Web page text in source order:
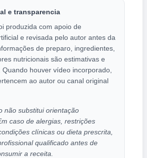
e transparencia
produzida com apoio de
e revisada pelo autor antes da
de preparo, ingredientes,
nutricionais são estimativas e
Quando houver vídeo incorporado,
ao autor ou canal original
não substitui orientação
caso de alergias, restrições
clínicas ou dieta prescrita,
qualificado antes de
a receita.